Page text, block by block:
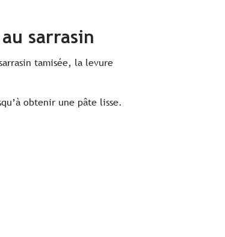
sarrasin
tamisée, la levure
obtenir une pâte lisse.